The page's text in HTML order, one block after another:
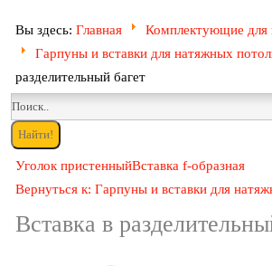
Вы здесь:Главная
Комплектующие для
Гарпуны и вставки для натяжных
разделительный багет
Уголок пристенныйВставка f-образная
Вернуться к: Гарпуны и вставки для
Вставка в